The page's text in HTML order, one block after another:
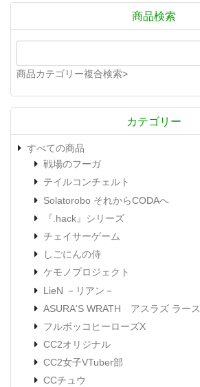
商品検索
商品カテゴリー複合検索>
カテゴリー
すべての商品
戦場のフーガ
テイルコンチェルト
Solatorobo それからCODAへ
『.hack』シリーズ
チェイサーゲーム
しごにんの侍
ケモノプロジェクト
LieN －リアン－
ASURA'S WRATH アスラズ ラース
フルボッコヒーローズX
CC2オリジナル
CC2女子VTuber部
CCチュウ